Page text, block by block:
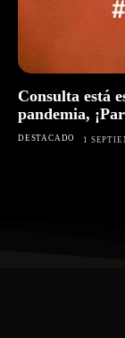
Consulta está
pandemia,
DESTACADO 1